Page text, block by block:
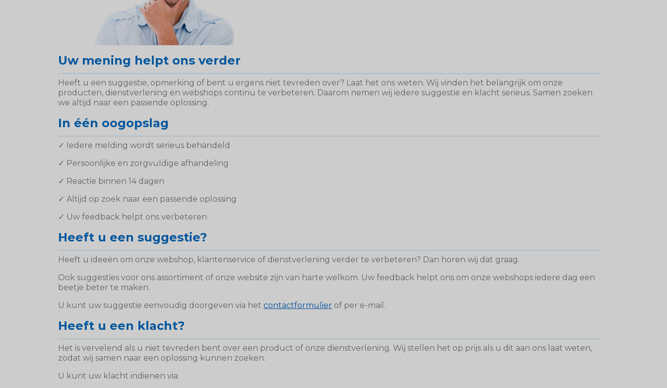
Uw mening helpt ons verder
Heeft u een suggestie, opmerking of bent u ergens niet tevreden over? Laat het ons weten. Wij vinden het belangrijk om onze
producten, dienstverlening en webshops continu te verbeteren. Daarom nemen wij iedere suggestie en klacht serieus. Samen zoeken
we altijd naar een passende oplossing.
In één oogopslag
✓ Iedere melding wordt serieus behandeld
✓ Persoonlijke en zorgvuldige afhandeling
✓ Reactie binnen 14 dagen
✓ Altijd op zoek naar een passende oplossing
✓ Uw feedback helpt ons verbeteren
Heeft u een suggestie?
Heeft u ideeën om onze webshop, klantenservice of dienstverlening verder te verbeteren? Dan horen wij dat graag.
Ook suggesties voor ons assortiment of onze website zijn van harte welkom. Uw feedback helpt ons om onze webshops iedere dag een
beetje beter te maken.
U kunt uw suggestie eenvoudig doorgeven via het contactformulier of per e-mail.
Heeft u een klacht?
Het is vervelend als u niet tevreden bent over een product of onze dienstverlening. Wij stellen het op prijs als u dit aan ons laat weten,
zodat wij samen naar een oplossing kunnen zoeken.
U kunt uw klacht indienen via: